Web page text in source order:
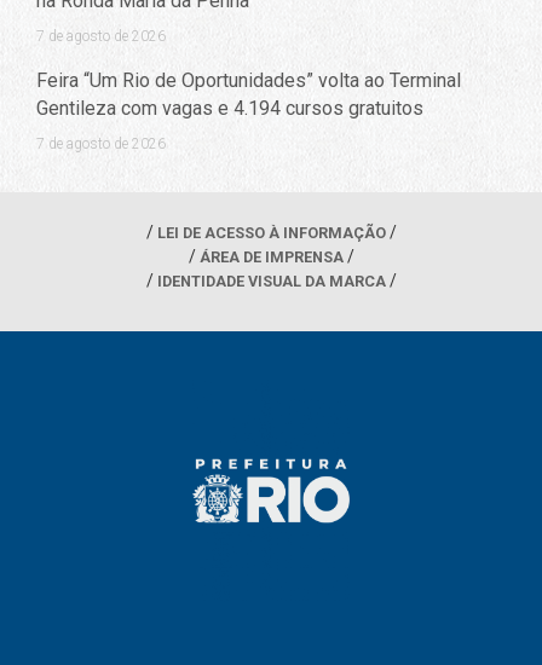
7 de agosto de 2026
Feira “Um Rio de Oportunidades” volta ao Terminal
Gentileza com vagas e 4.194 cursos gratuitos
7 de agosto de 2026
LEI DE ACESSO À INFORMAÇÃO
ÁREA DE IMPRENSA
IDENTIDADE VISUAL DA MARCA